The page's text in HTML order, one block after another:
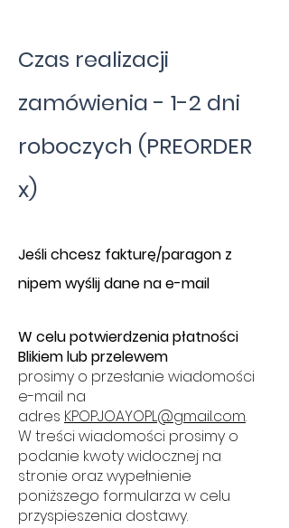
Czas realizacji
zamówienia - 1-2 dni
roboczych (PREORDER
x)
​Jeśli chcesz fakturę/paragon z
nipem wyślij dane na e-mail
W celu potwierdzenia płatności
Blikiem lub przelewem
prosimy o przesłanie wiadomości
e-mail na
adres KPOPJOAYOPL@gmail.com.
W treści wiadomości prosimy o
podanie kwoty widocznej na
stronie oraz wypełnienie
poniższego formularza w celu
przyspieszenia dostawy.